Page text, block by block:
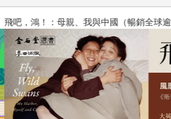
飛吧，鴻！：母親、我與中國（